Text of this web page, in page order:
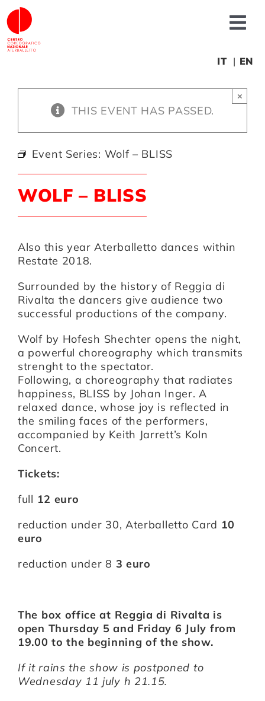
Skip
to
content
Fonderia
Educational
Artists
Support us
Calendar
IT EN
THIS EVENT HAS PASSED.
×
Event Series: Wolf – BLISS
WOLF – BLISS
Also this year Aterballetto dances within
Restate 2018.
Surrounded by the history of Reggia di
Rivalta the dancers give audience two
successful productions of the company.
Wolfby Hofesh Shechter opens the night,
a powerful choreography which transmits
strenght to the spectator.
Following, a choreography that radiates
happiness, BLISS by Johan Inger. A
relaxed dance, whose joy is reflected in
the smiling faces of the performers,
accompanied by Keith Jarrett’s Koln
Concert.
Tickets:
full 12 euro
reduction under 30, Aterballetto Card 10
euro
reduction under 8 3 euro
The box office at Reggia di Rivalta is
open Thursday 5 and Friday 6 July from
19.00 to the beginning of the show.
If it rains the show is postponed to
Wednesday 11 july h 21.15.